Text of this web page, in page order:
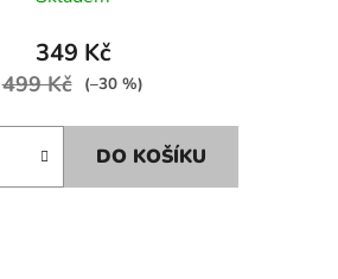
349 Kč
499 Kč (–30 %)
DO KOŠÍKU